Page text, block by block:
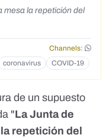
mesa la repetición del
Channels:
coronavirus COVID-19
de un supuesto
"La Junta de
repetición del